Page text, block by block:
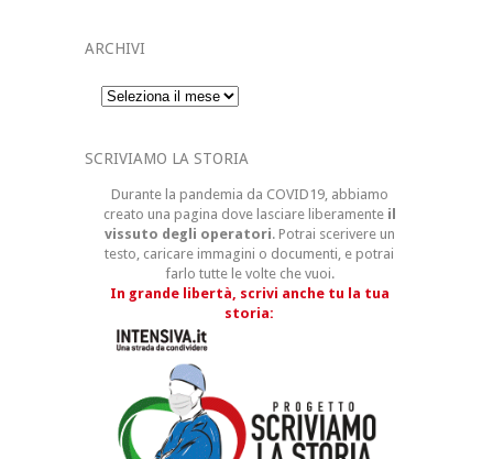
ARCHIVI
Archivi
SCRIVIAMO LA STORIA
Durante la pandemia da COVID19, abbiamo
creato una pagina dove lasciare liberamenteil
vissuto degli operatori. Potrai scerivere un
testo, caricare immagini o documenti, e potrai
farlo tutte le volte che vuoi.
In grande libertà, scrivi anche tu la tua
storia: